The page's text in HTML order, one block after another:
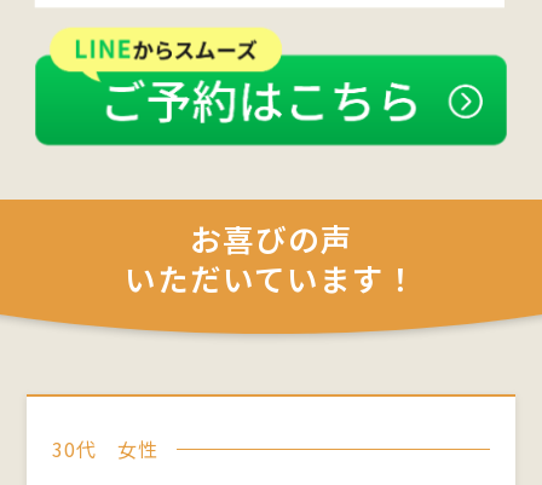
お喜びの声
いただいています！
30代 女性
合、または訂正等を行わない旨の決定をしたとき
は遅滞なく、これをユーザーに通知します。
8．個人情報の利用停止等
の手段により取得されたものであるという理由に
より、その利用の停止または消去（以下、「利用停
止等」といいます。）を求められた場合には、遅滞
なく必要な調査を行います。
あると判断した場合には、遅滞なく、当該個人情
たときは、遅滞なく、これをユーザーに通知しま
す。